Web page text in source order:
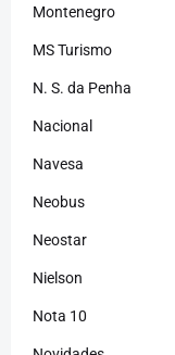
Montenegro
MS Turismo
N. S. da Penha
Nacional
Navesa
Neobus
Neostar
Nielson
Nota 10